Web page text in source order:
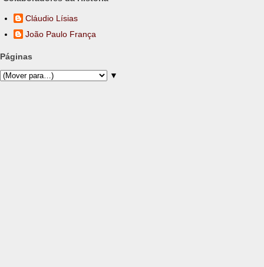
Cláudio Lísias
João Paulo França
Páginas
▼